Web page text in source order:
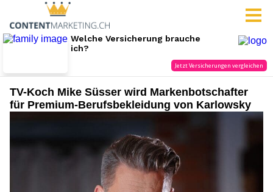
TV-Koch Mike Süsser wird Markenbotschafter
für Premium-Berufsbekleidung von Karlowsky